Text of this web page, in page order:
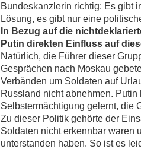
Bundeskanzlerin richtig: Es gibt
Lösung, es gibt nur eine
In Bezug auf die
Putin direkten Einfluss auf
Natürlich, die Führer dieser
Gesprächen nach Moskau
Verbänden um Soldaten auf
Russland nicht abnehmen.
Selbstermächtigung gelernt, die
Zu dieser Politik gehörte der
Soldaten nicht erkennbar waren
unterstanden haben. So ist es